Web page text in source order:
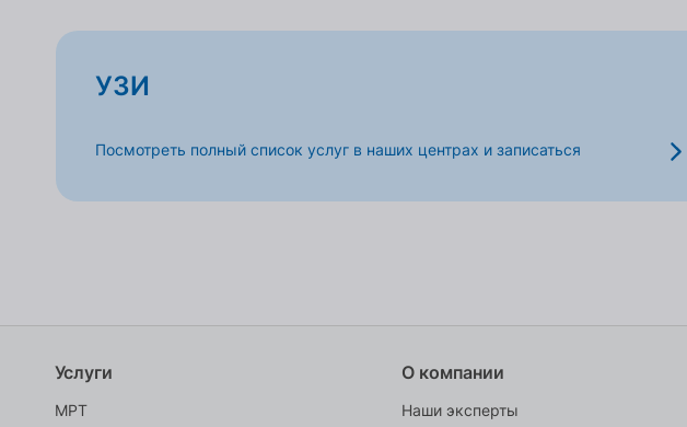
УЗИ
Посмотреть полный список услуг в наших центрах и записаться
Услуги
МРТ
О компании
Наши эксперты